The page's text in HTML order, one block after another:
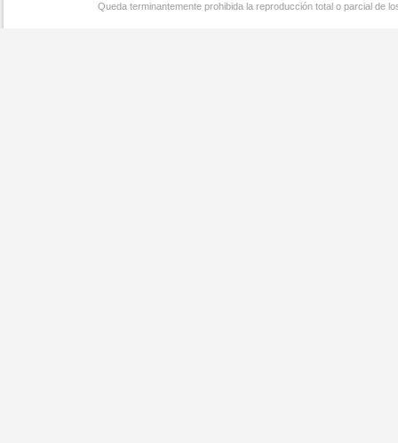
Queda terminantemente prohibida la reproducción total o parcial de